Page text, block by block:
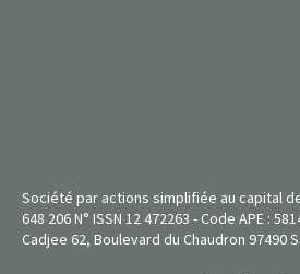
Société par actions simplifiée au capital de
648 206 N° ISSN 12 472263 - Code APE :
Cadjee 62, Boulevard du Chaudron 97490